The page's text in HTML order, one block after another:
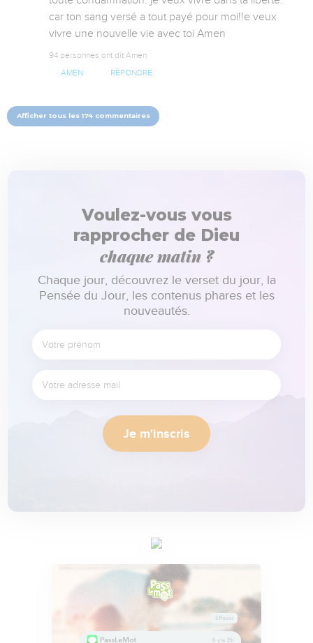
car ton sang versé a tout payé pour moi!!e veux
vivre une nouvelle vie avec toi Amen
94 personnes ont dit Amen
AMEN RÉPONDRE
Afficher tous les 174 commentaires
Voulez-vous vous
rapprocher de Dieu
chaque matin ?
Chaque jour, découvrez le verset du jour, la
Pensée du Jour, les contenus phares et les
nouveautés.
Je m'inscris